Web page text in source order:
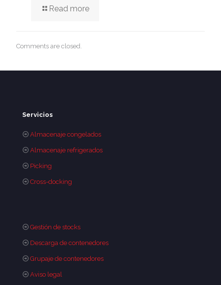
Read more
Comments are closed.
Servicios
Almacenaje congelados
Almacenaje refrigerados
Picking
Cross-docking
Gestión de stocks
Descarga de contenedores
Grupaje de contenedores
Aviso legal